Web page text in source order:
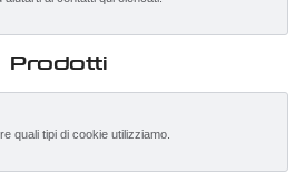
Prodotti
quali tipi di cookie utilizziamo.